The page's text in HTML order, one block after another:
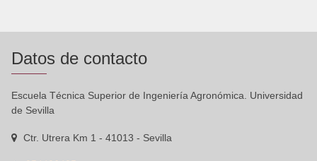
Datos de contacto
Escuela Técnica Superior de Ingeniería Agronómica. Universidad
de Sevilla
Ctr. Utrera Km 1 - 41013 - Sevilla